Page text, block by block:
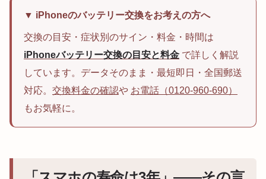
▼ iPhoneのバッテリー交換をお考えの方へ
交換の目安・症状別のサイン・料金・時間は
iPhoneバッテリー交換の目安と料金 で詳しく解説
しています。データそのまま・最短即日・全国郵送
対応。 交換料金の確認や お電話（0120-960-690）
もお気軽に。